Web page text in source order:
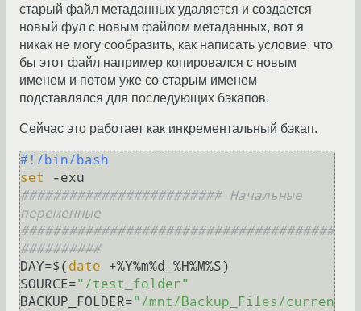
старый файл метаданных удаляется и создается
новый фул с новым файлом метаданных, вот я
никак не могу сообразить, как написать условие, что
бы этот файл например копировался с новым
именем и потом уже со старым именем
подставлялся для последующих бэкапов.
Сейчас это работает как инкрементальный бэкап.
#!/bin/bash
set
######################### Начальные
переменные
#######################################
##########
DAY=$( date +%Y%m%d_%H%M%S)
SOURCE="/test_folder"
BACKUP_FOLDER="/mnt/Backup_Files/curren